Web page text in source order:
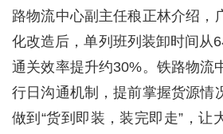
路物流中心副主任稂正林介绍，
化改造后，单列班列装卸时间从
通关效率提升约30%。铁路物流
行日沟通机制，提前掌握货源情
做到“货到即装，装完即走”，让